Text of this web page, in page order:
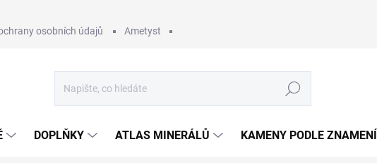
osobních údajů Ametyst
Hledat
DOPLŇKY ATLAS MINERÁLŮ KAMENY PODLE ZNAMENÍ